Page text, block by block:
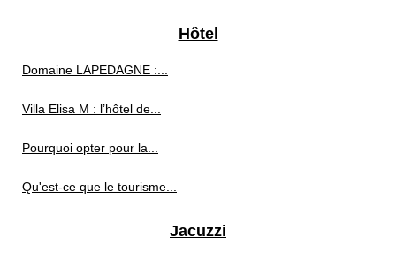
Hôtel
Domaine LAPEDAGNE :...
Villa Elisa M : l’hôtel de...
Pourquoi opter pour la...
Qu'est-ce que le tourisme...
Jacuzzi